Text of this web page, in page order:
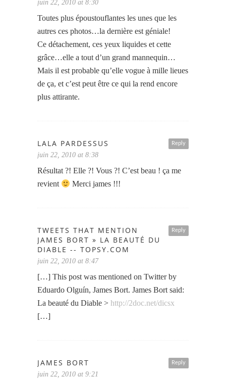
juin 22, 2010 at 8:30
Toutes plus époustouflantes les unes que les
autres ces photos…la dernière est géniale!
Ce détachement, ces yeux liquides et cette
grâce…elle a tout d’un grand mannequin…
Mais il est probable qu’elle vogue à mille lieues
de ça, et c’est peut être ce qui la rend encore
plus attirante.
Reply
LALA PARDESSUS
juin 22, 2010 at 8:38
Résultat ?! Elle ?! Vous ?! C’est beau ! ça me
revient
Merci james !!!
Reply
TWEETS THAT MENTION
JAMES BORT » LA BEAUTÉ DU
DIABLE -- TOPSY.COM
juin 22, 2010 at 8:47
[…] This post was mentioned on Twitter by
Eduardo Olguín, James Bort. James Bort said:
La beauté du Diable > http://2doc.net/dicsx
[…]
Reply
JAMES BORT
juin 22, 2010 at 9:21